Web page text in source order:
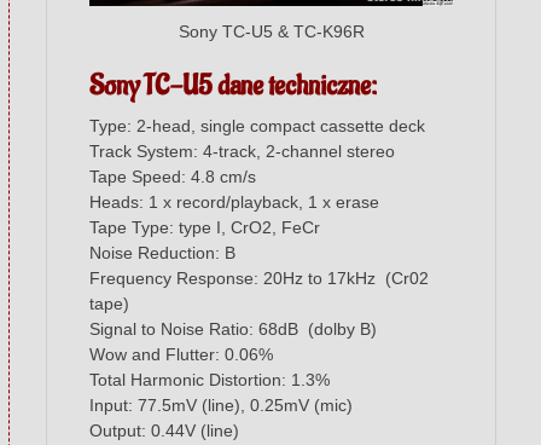
Sony TC-U5 & TC-K96R
Sony TC-U5 dane techniczne:
Type: 2-head, single compact cassette deck
Track System: 4-track, 2-channel stereo
Tape Speed: 4.8 cm/s
Heads: 1 x record/playback, 1 x erase
Tape Type: type I, CrO2, FeCr
Noise Reduction: B
Frequency Response: 20Hz to 17kHz (Cr02
tape)
Signal to Noise Ratio: 68dB (dolby B)
Wow and Flutter: 0.06%
Total Harmonic Distortion: 1.3%
Input: 77.5mV (line), 0.25mV (mic)
Output: 0.44V (line)